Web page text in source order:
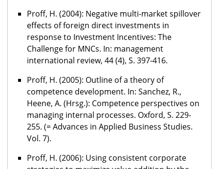
Proff, H. (2004): Negative multi-market spillover
effects of foreign direct investments in
response to Investment Incentives: The
Challenge for MNCs. In: management
international review, 44 (4), S. 397-416.
Proff, H. (2005): Outline of a theory of
competence development. In: Sanchez, R.,
Heene, A. (Hrsg.): Competence perspectives on
managing internal processes. Oxford, S. 229-
255. (= Advances in Applied Business Studies.
Vol. 7).
Proff, H. (2006): Using consistent corporate